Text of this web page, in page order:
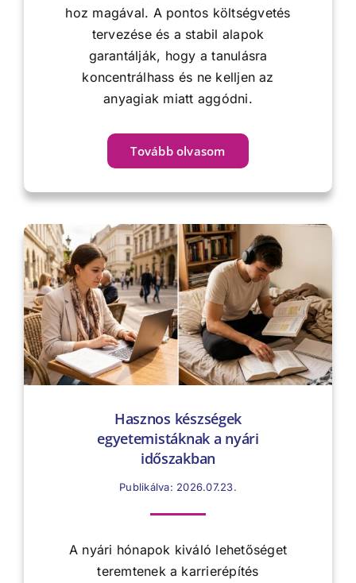
hoz magával. A pontos költségvetés
tervezése és a stabil alapok
garantálják, hogy a tanulásra
koncentrálhass és ne kelljen az
anyagiak miatt aggódni.
Tovább olvasom
Hasznos készségek
egyetemistáknak a nyári
időszakban
Publikálva: 2026.07.23.
A nyári hónapok kiváló lehetőséget
teremtenek a karrierépítés